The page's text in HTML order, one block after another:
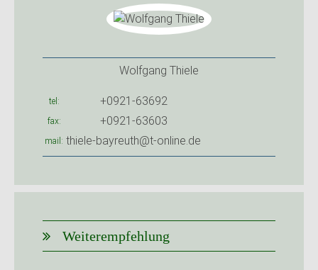
Wolfgang Thiele
tel +0921-63692
fax +0921-63603
mail thiele-bayreuth@t-online.de
Weiterempfehlung